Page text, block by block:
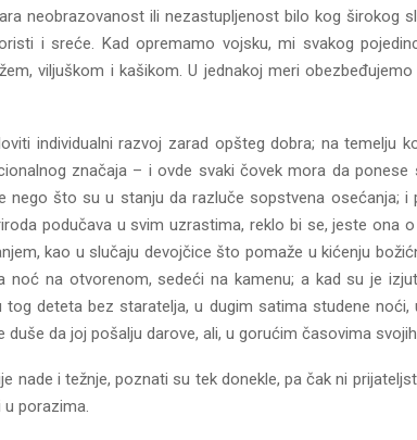
neobrazovanost ili nezastupljenost bilo kog širokog
i sreće. Kad opremamo vojsku, mi svakog
viljuškom i kašikom. U jednakoj meri
individualni razvoj zarad opšteg dobra; na temelju
značaja – i ovde svaki čovek mora da
što su u stanju da razluče sopstvena osećanja;
podučava u svim uzrastima, reklo bi se, jeste
kao u slučaju devojčice što pomaže u kićenju
na otvorenom, sedeći na kamenu; a kad su je
deteta bez staratelja, u dugim satima studene
da joj pošalju darove, ali, u gorućim časovima
nade i težnje, poznati su tek donekle, pa čak ni
porazima.